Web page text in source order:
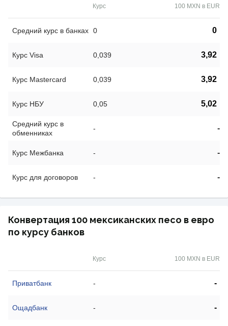
Курс 100 MXN в EUR
Средний курс в банках 0 0
Курс Visa 0,039 3,92
Курс Mastercard 0,039 3,92
Курс НБУ 0,05 5,02
Средний курс в
обменниках
- -
Курс Межбанка - -
Курс для договоров - -
Конвертация 100 мексиканских песо в евро
по курсу банков
Курс 100 MXN в EUR
Приватбанк - -
Ощадбанк - -